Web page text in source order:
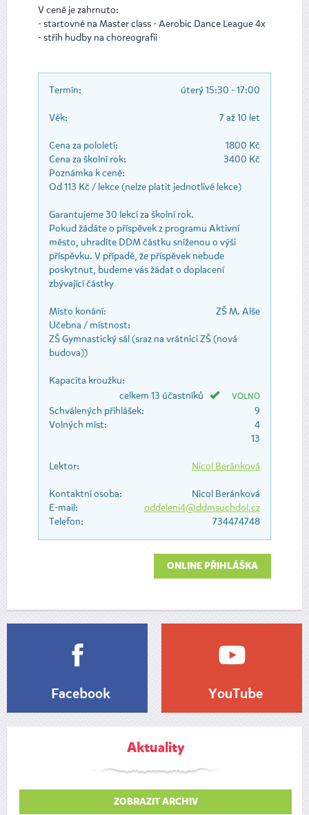
V ceně je zahrnuto:
- startovné na Master class - Aerobic Dance League 4x
- střih hudby na choreografii
Termín: úterý 15:30 - 17:00
Věk: 7 až 10 let
Cena za pololetí:
1800 Kč
Cena za školní rok:
3400 Kč
Poznámka k ceně:
Od 113 Kč / lekce (nelze platit jednotlivé lekce)
Garantujeme 30 lekcí za školní rok.
Pokud žádáte o příspěvek z programu Aktivní
město, uhradíte DDM částku sníženou o výši
příspěvku. V případě, že příspěvek nebude
poskytnut, budeme vás žádat o doplacení
zbývající částky
Místo konání:
ZŠ M. Alše
Učebna / místnost:
ZŠ Gymnastický sál (sraz na vrátnici ZŠ (nová
budova))
Kapacita kroužku:
celkem 13 účastníků
VOLNO
Schválených přihlášek:
9
Volných míst:
4
13
Lektor: Nicol Beránková
Kontaktní osoba:
Nicol Beránková
E-mail:
oddeleni4@ddmsuchdol.cz
Telefon:
734474748
ONLINE PŘIHLÁŠKA
Facebook YouTube
Aktuality
ZOBRAZIT ARCHIV